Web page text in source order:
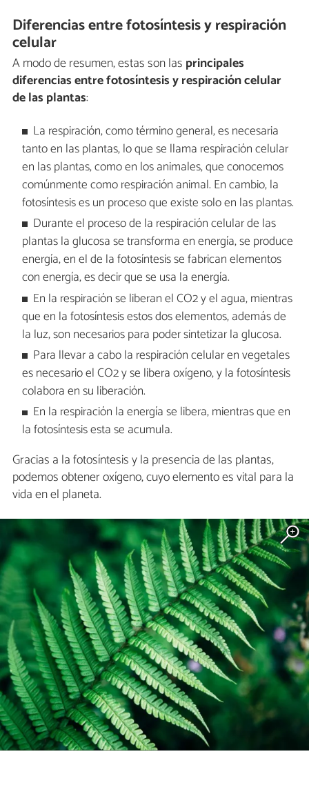
Diferencias entre fotosíntesis y respiración
celular
A modo de resumen, estas son las principales
diferencias entre fotosíntesis y respiración celular
de las plantas:
La respiración, como término general, es necesaria
tanto en las plantas, lo que se llama respiración celular
en las plantas, como en los animales, que conocemos
comúnmente como respiración animal. En cambio, la
fotosíntesis es un proceso que existe solo en las plantas.
Durante el proceso de la respiración celular de las
plantas la glucosa se transforma en energía, se produce
energía, en el de la fotosíntesis se fabrican elementos
con energía, es decir que se usa la energía.
En la respiración se liberan el CO2 y el agua, mientras
que en la fotosíntesis estos dos elementos, además de
la luz, son necesarios para poder sintetizar la glucosa.
Para llevar a cabo la respiración celular en vegetales
es necesario el CO2 y se libera oxígeno, y la fotosíntesis
colabora en su liberación.
En la respiración la energía se libera, mientras que en
la fotosíntesis esta se acumula.
Gracias a la fotosíntesis y la presencia de las plantas,
podemos obtener oxígeno, cuyo elemento es vital para la
vida en el planeta.